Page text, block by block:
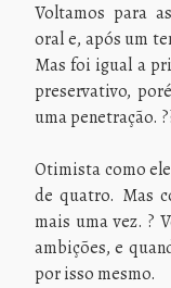
Voltamos para
oral e, após um
Mas foi igual a
preservativo,
uma penetração.
Otimista como
de quatro. Mas
mais uma vez. ?
ambições, e
por isso mesmo.